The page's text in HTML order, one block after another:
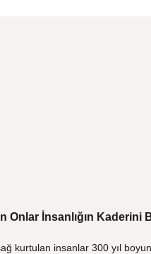
Onlar İnsanlığın Kaderini
kurtulan insanlar 300 yıl